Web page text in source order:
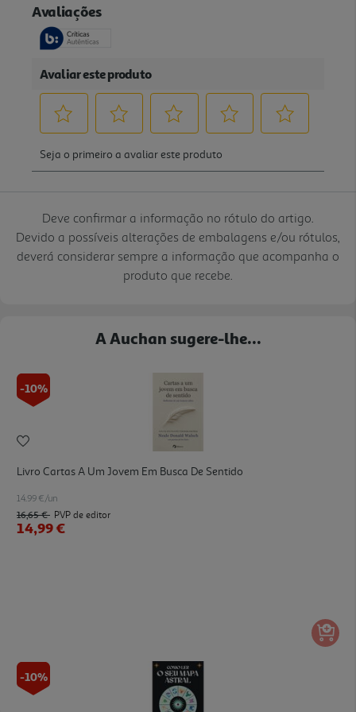
Deve confirmar a informação no rótulo do artigo.
Devido a possíveis alterações de embalagens e/ou rótulos,
deverá considerar sempre a informação que acompanha o
produto que recebe.
A Auchan sugere-lhe...
-10%
Livro Cartas A Um Jovem Em Busca De Sentido
14.99 €/un
16,65 € PVP de editor
14,99 €
-10%